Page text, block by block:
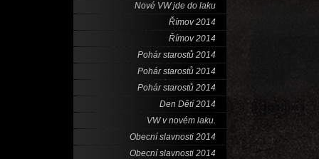
Nové VW jde do laku
Římov 2014
Římov 2014
Pohár starostů 2014
Pohár starostů 2014
Pohár starostů 2014
Den Dětí 2014
VW v novém laku.
Obecní slavnosti 2014
Obecní slavnosti 2014